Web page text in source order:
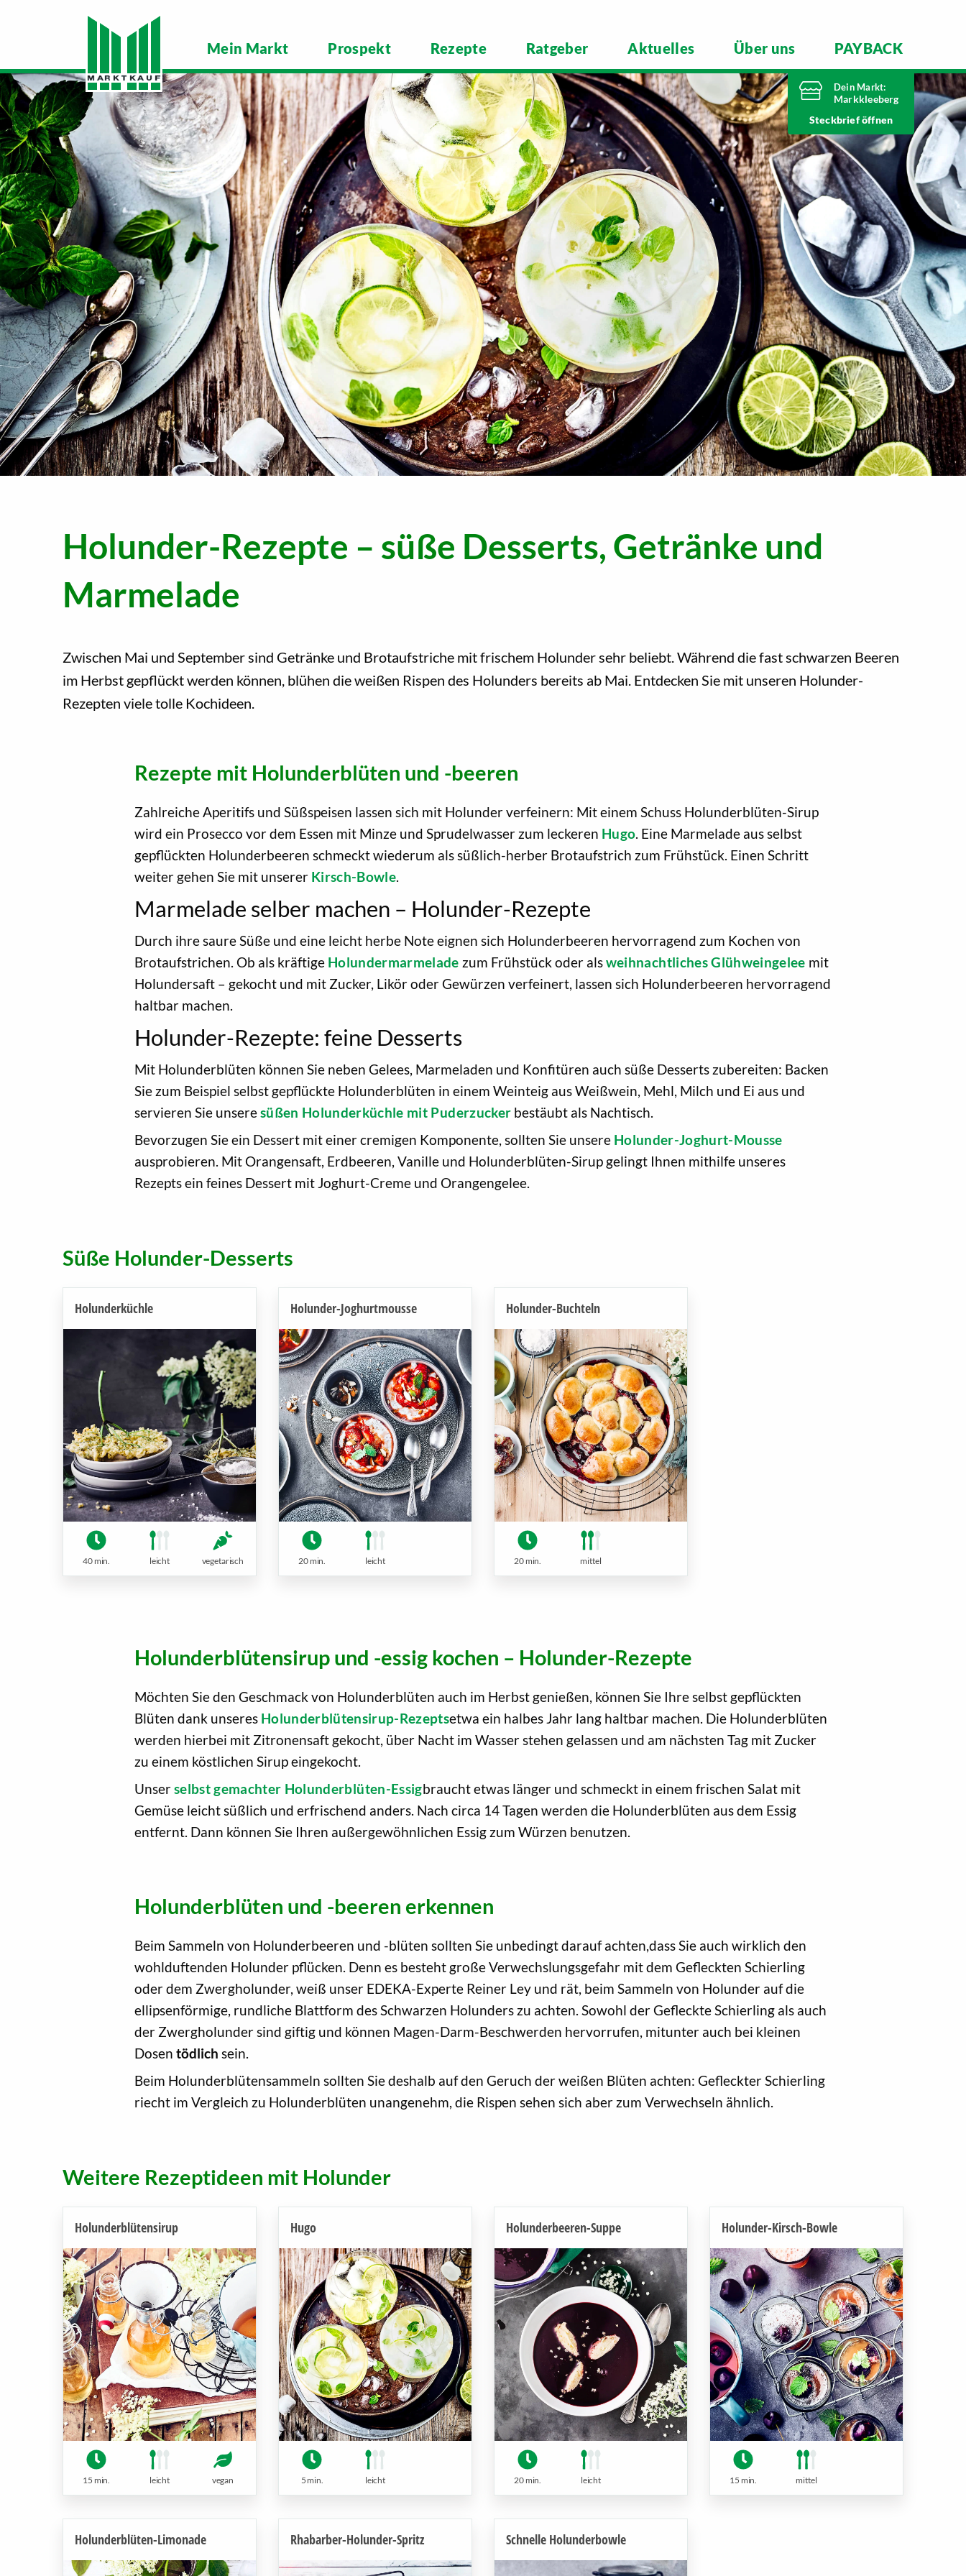
Mein Markt Prospekt Rezepte Ratgeber Aktuelles Über uns PAYBACK
Dein Markt:
Markkleeberg
Heute bis
Telefonnummer
0341 35390
Städtelner Straße 54
04416 Markkleeberg
Markt ändern
Steckbrief
Holunder-Rezepte – süße Desserts, Getränke und
Marmelade
Zwischen Mai und September sind Getränke und Brotaufstriche mit frischem Holunder sehr beliebt. Während die fast schwarzen Beeren
im Herbst gepflückt werden können, blühen die weißen Rispen des Holunders bereits ab Mai. Entdecken Sie mit unseren Holunder-
Rezepten viele tolle Kochideen.
Rezepte mit Holunderblüten und -beeren
Zahlreiche Aperitifs und Süßspeisen lassen sich mit Holunder verfeinern: Mit einem Schuss Holunderblüten-Sirup
wird ein Prosecco vor dem Essen mit Minze und Sprudelwasser zum leckeren Hugo . Eine Marmelade aus selbst
gepflückten Holunderbeeren schmeckt wiederum als süßlich-herber Brotaufstrich zum Frühstück. Einen Schritt
weiter gehen Sie mit unserer Kirsch-Bowle
Marmelade selber machen – Holunder-Rezepte
Durch ihre saure Süße und eine leicht herbe Note eignen sich Holunderbeeren hervorragend zum Kochen von
Brotaufstrichen. Ob als kräftige Holundermarmelade zum Frühstück oder alsweihnachtliches Glühweingelee mit
Holundersaft – gekocht und mit Zucker, Likör oder Gewürzen verfeinert, lassen sich Holunderbeeren hervorragend
haltbar machen.
Holunder-Rezepte: feine Desserts
Mit Holunderblüten können Sie neben Gelees, Marmeladen und Konfitüren auch süße Desserts zubereiten: Backen
Sie zum Beispiel selbst gepflückte Holunderblüten in einem Weinteig aus Weißwein, Mehl, Milch und Ei aus und
servieren Sie unseresüßen Holunderküchle mit Puderzucker bestäubt als Nachtisch.
Bevorzugen Sie ein Dessert mit einer cremigen Komponente, sollten Sie unsere Holunder-Joghurt-Mousse
ausprobieren. Mit Orangensaft, Erdbeeren, Vanille und Holunderblüten-Sirup gelingt Ihnen mithilfe unseres
Rezepts ein feines Dessert mit Joghurt-Creme und Orangengelee.
Süße Holunder-Desserts
Holunderküchle
40 min. leicht vegetarisch
Holunder-Joghurtmousse
20 min. leicht
Holunder-Buchteln
20 min. mittel
Holunderblütensirup und -essig kochen – Holunder-Rezepte
Möchten Sie den Geschmack von Holunderblüten auch im Herbst genießen, können Sie Ihre selbst gepflückten
Blüten dank unseres Holunderblütensirup-Rezeptsetwa ein halbes Jahr lang haltbar machen. Die Holunderblüten
werden hierbei mit Zitronensaft gekocht, über Nacht im Wasser stehen gelassen und am nächsten Tag mit Zucker
zu einem köstlichen Sirup eingekocht.
Unserselbst gemachter Holunderblüten-Essigbraucht etwas länger und schmeckt in einem frischen Salat mit
Gemüse leicht süßlich und erfrischend anders. Nach circa 14 Tagen werden die Holunderblüten aus dem Essig
entfernt. Dann können Sie Ihren außergewöhnlichen Essig zum Würzen benutzen.
Holunderblüten und -beeren erkennen
Beim Sammeln von Holunderbeeren und -blüten sollten Sie unbedingt darauf achten,dass Sie auch wirklich den
wohlduftenden Holunder pflücken. Denn es besteht große Verwechslungsgefahr mit dem Gefleckten Schierling
oder dem Zwergholunder, weiß unser EDEKA-Experte Reiner Ley und rät, beim Sammeln von Holunder auf die
ellipsenförmige, rundliche Blattform des Schwarzen Holunders zu achten. Sowohl der Gefleckte Schierling als auch
der Zwergholunder sind giftig und können Magen-Darm-Beschwerden hervorrufen, mitunter auch bei kleinen
Dosen tödlich sein.
Beim Holunderblütensammeln sollten Sie deshalb auf den Geruch der weißen Blüten achten: Gefleckter Schierling
riecht im Vergleich zu Holunderblüten unangenehm, die Rispen sehen sich aber zum Verwechseln ähnlich.
Weitere Rezeptideen mit Holunder
Holunderblütensirup
15 min. leicht vegan
Hugo
5 min. leicht
Holunderbeeren-Suppe
20 min. leicht
Holunder-Kirsch-Bowle
15 min. mittel
Holunderblüten-Limonade Rhabarber-Holunder-Spritz Schnelle Holunderbowle